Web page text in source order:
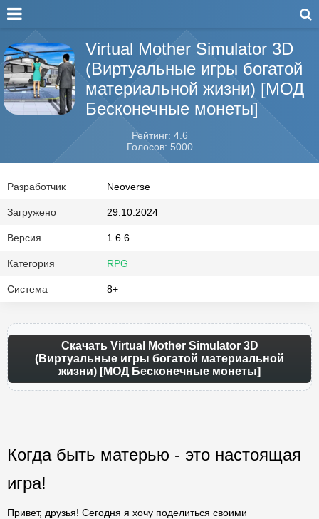
Virtual Mother Simulator 3D
(Виртуальные игры богатой
материальной жизни) [МОД
Бесконечные монеты]
Рейтинг: 4.6
Голосов: 5000
Разработчик Neoverse
Загружено 29.10.2024
Версия 1.6.6
Категория RPG
Система 8+
Скачать Virtual Mother Simulator 3D
(Виртуальные игры богатой материальной
жизни) [МОД Бесконечные монеты]
Когда быть матерью - это настоящая
игра!
Привет, друзья! Сегодня я хочу поделиться своими